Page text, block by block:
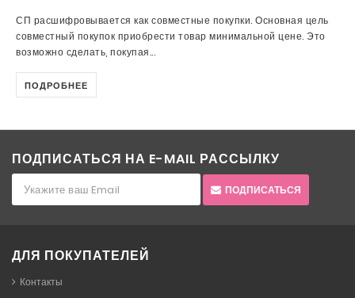
СП расшифровывается как совместные покупки. Основная цель
совместный покупок приобрести товар минимальной цене. Это
возможно сделать, покупая...
ПОДРОБНЕЕ
ПОДПИСАТЬСЯ НА E-MAIL РАССЫЛКУ
ПОДПИСАТЬСЯ
ДЛЯ ПОКУПАТЕЛЕЙ
Контакты